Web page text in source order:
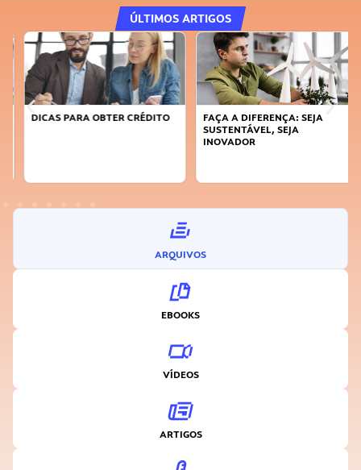
ÚLTIMOS ARTIGOS
DICAS PARA OBTER CRÉDITO
FAÇA A DIFERENÇA: SEJA
SUSTENTÁVEL, SEJA
INOVADOR
ARQUIVOS
EBOOKS
VÍDEOS
ARTIGOS